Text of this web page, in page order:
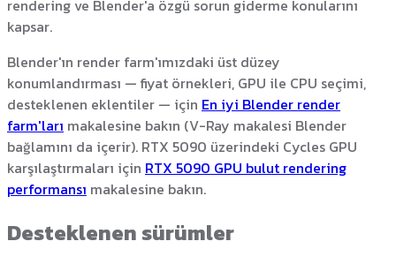
rendering ve Blender'a özgü sorun giderme konularını
kapsar.
Blender'ın render farm'ımızdaki üst düzey
konumlandırması — fiyat örnekleri, GPU ile CPU seçimi,
desteklenen eklentiler — için En iyi Blender render
farm'ları makalesine bakın (V-Ray makalesi Blender
bağlamını da içerir). RTX 5090 üzerindeki Cycles GPU
karşılaştırmaları için RTX 5090 GPU bulut rendering
performansı makalesine bakın.
Desteklenen sürümler